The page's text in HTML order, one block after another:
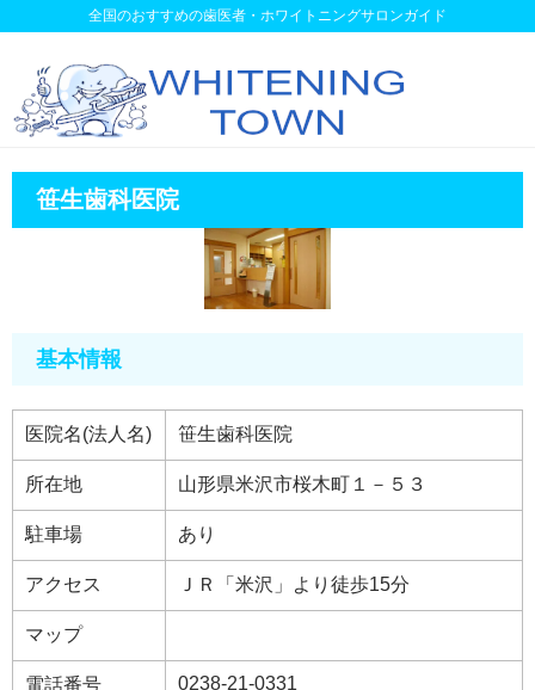
全国のおすすめの歯医者・ホワイトニングサロンガイド
笹生歯科医院
基本情報
医院名(法人名) 笹生歯科医院
所在地 山形県米沢市桜木町１－５３
駐車場 あり
アクセス ＪＲ「米沢」より徒歩15分
マップ
電話番号 0238-21-0331